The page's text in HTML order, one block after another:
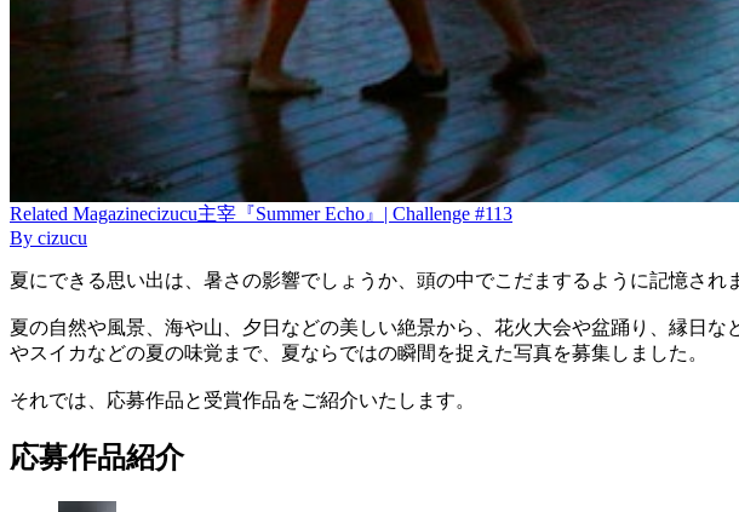
Related Magazinecizucu主宰『Summer Echo』| Challenge #113
By cizucu
夏にできる思い出は、暑さの影響でしょうか、頭の中でこだまするように記憶され
夏の自然や風景、海や山、夕日などの美しい絶景から、花火大会や盆踊り、縁日
やスイカなどの夏の味覚まで、夏ならではの瞬間を捉えた写真を募集しました。
それでは、応募作品と受賞作品をご紹介いたします。
応募作品紹介